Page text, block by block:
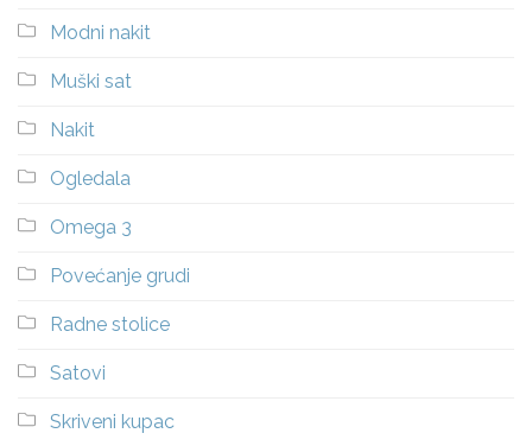
Modni nakit
Muški sat
Nakit
Ogledala
Omega 3
Povećanje grudi
Radne stolice
Satovi
Skriveni kupac